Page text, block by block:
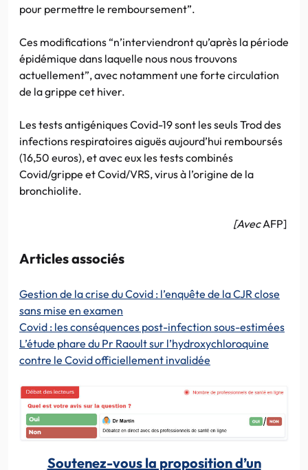
pour permettre le remboursement”.
Ces modifications “n’interviendront qu’après la période
épidémique dans laquelle nous nous trouvons
actuellement”, avec notamment une forte circulation
de la grippe cet hiver.
Les tests antigéniques Covid-19 sont les seuls Trod des
infections respiratoires aiguës aujourd’hui remboursés
(16,50 euros), et avec eux les tests combinés
Covid/grippe et Covid/VRS, virus à l’origine de la
bronchiolite.
[AvecAFP]
Articles associés
Gestion de la crise du Covid : l’enquête de la CJR close
sans mise en examen
Covid : les conséquences post-infection sous-estimées
L’étude phare du Pr Raoult sur l’hydroxychloroquine
contre le Covid officiellement invalidée
Soutenez-vous la proposition d’un